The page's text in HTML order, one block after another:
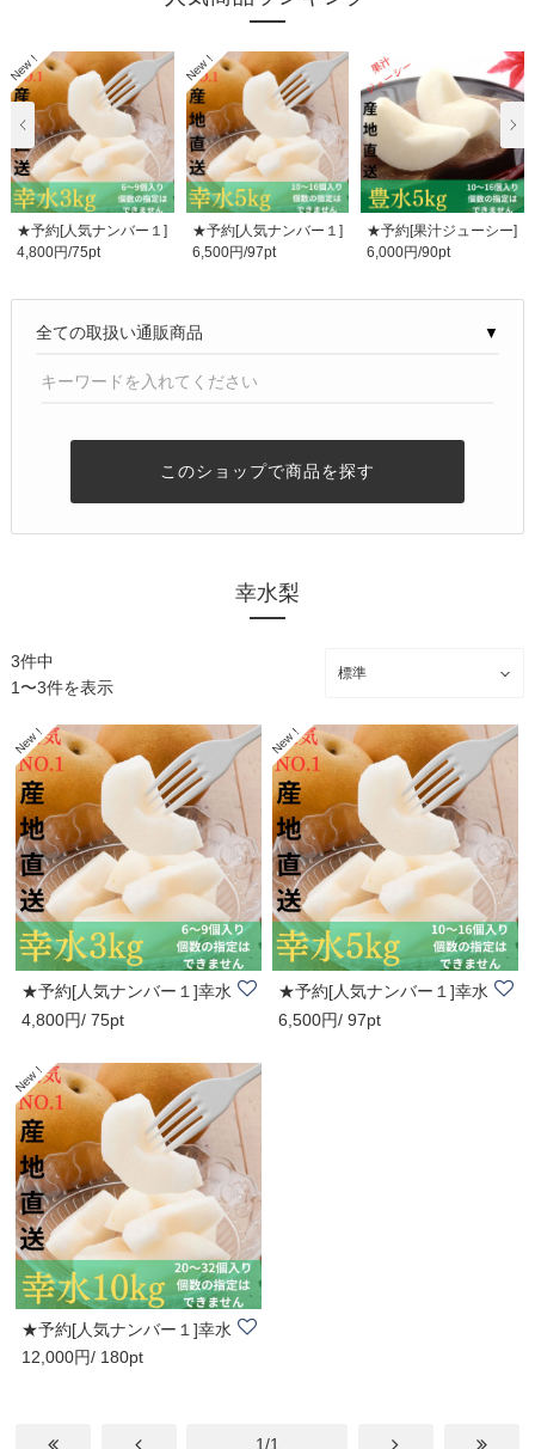
★予約[人気ナンバー１]
幸水3kg
4,800円/75pt
★予約[人気ナンバー１]
幸水5kg
6,500円/97pt
★予約[果汁ジューシー]
豊水5㎏/10~16個入..
6,000円/90pt
▼
このショップで商品を探す
幸水梨
3件中
1〜3件を表示
★予約[人気ナンバー１]幸水
3kg
4,800円/ 75pt
★予約[人気ナンバー１]幸水
5kg
6,500円/ 97pt
★予約[人気ナンバー１]幸水
10kg
12,000円/ 180pt
1/1